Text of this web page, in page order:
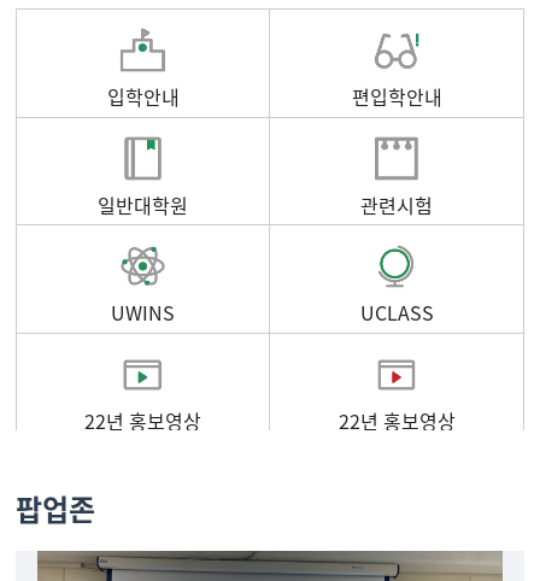
입학안내 편입학안내
일반대학원 관련시험
UWINS UCLASS
22년 홍보영상 22년 홍보영상
팝업존